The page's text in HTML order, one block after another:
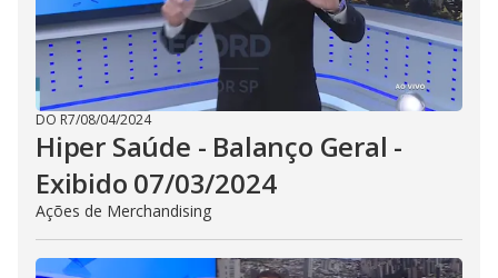
DO R7/08/04/2024
Hiper Saúde - Balanço Geral -
Exibido 07/03/2024
Ações de Merchandising